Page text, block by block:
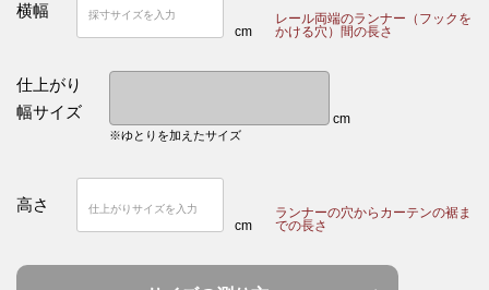
横幅
cm
レール両端のランナー（フックを
かける穴）間の長さ
仕上がり
幅サイズ
cm
※ゆとりを加えたサイズ
高さ
cm
ランナーの穴からカーテンの裾ま
での長さ